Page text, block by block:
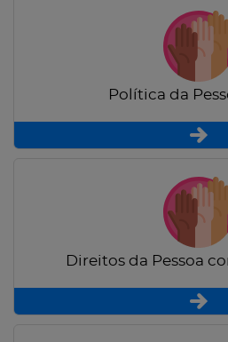
Política da
Direitos da Pessoa